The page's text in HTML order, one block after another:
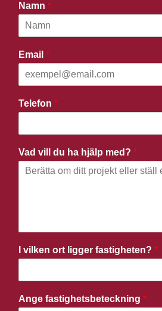
Namn *
Email *
Telefon *
Vad vill du ha hjälp med? *
I vilken ort ligger fastigheten? *
Ange fastighetsbeteckning *